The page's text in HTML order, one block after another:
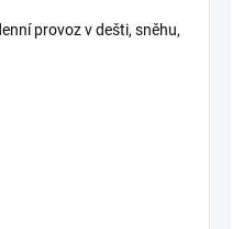
provoz v dešti, sněhu,